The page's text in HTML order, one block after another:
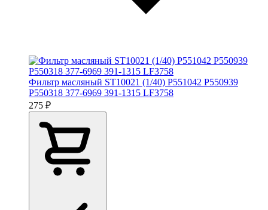
Фильтр масляный ST10021 (1/40) P551042 P550939
P550318 377-6969 391-1315 LF3758
275 ₽